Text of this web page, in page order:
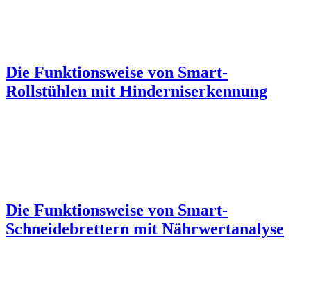
Die Funktionsweise von Smart-
Rollstühlen mit Hinderniserkennung
Die Funktionsweise von Smart-
Schneidebrettern mit Nährwertanalyse